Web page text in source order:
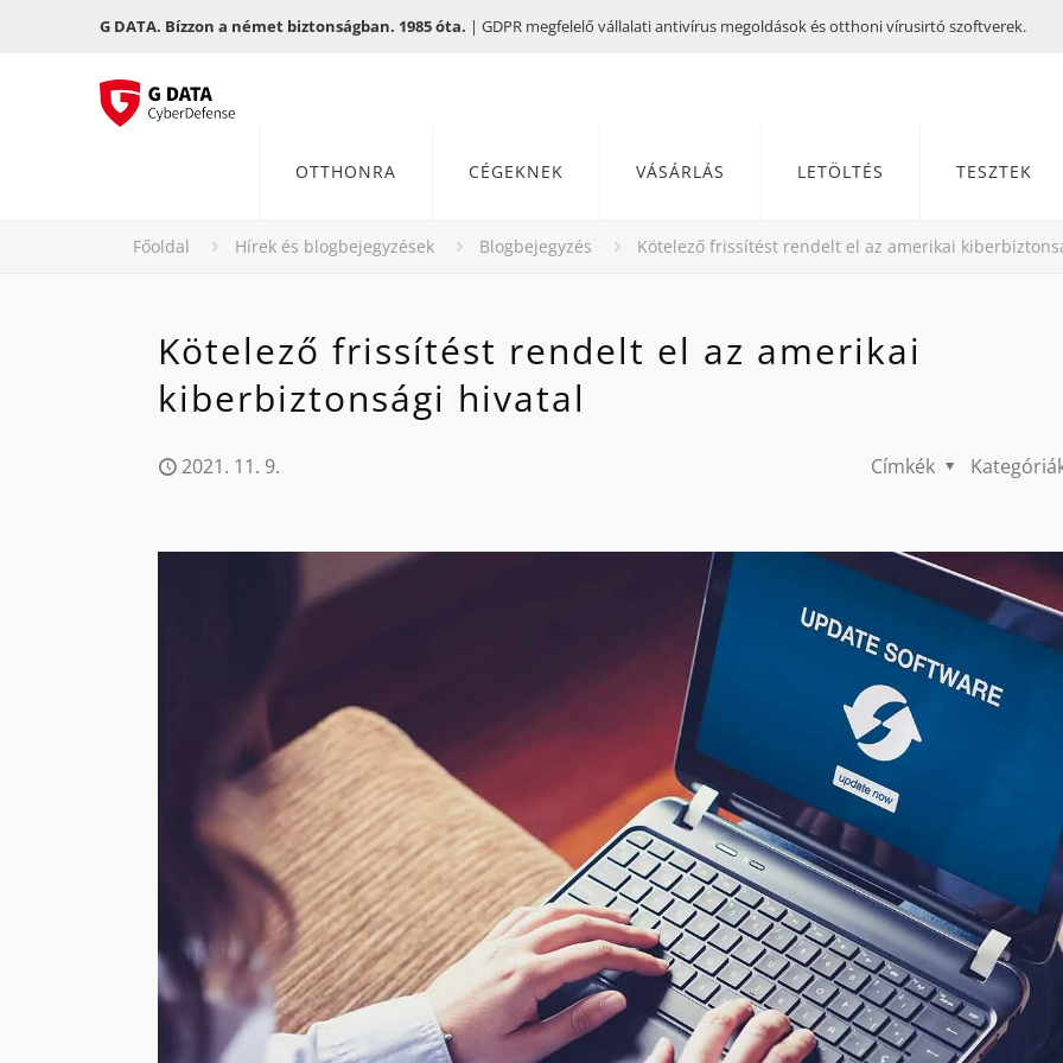
G DATA. Bízzon a német biztonságban. 1985 óta. | GDPR megfelelő vállalati antivírus megoldások és otthoni vírusirtó szoftverek.
OTTHONRA CÉGEKNEK VÁSÁRLÁS LETÖLTÉS TESZTEK
Főoldal Hírek és blogbejegyzések Blogbejegyzés Kötelező frissítést rendelt el az amerikai
Kötelező frissítést rendelt el az amerikai
kiberbiztonsági hivatal
2021. 11. 9. Címkék